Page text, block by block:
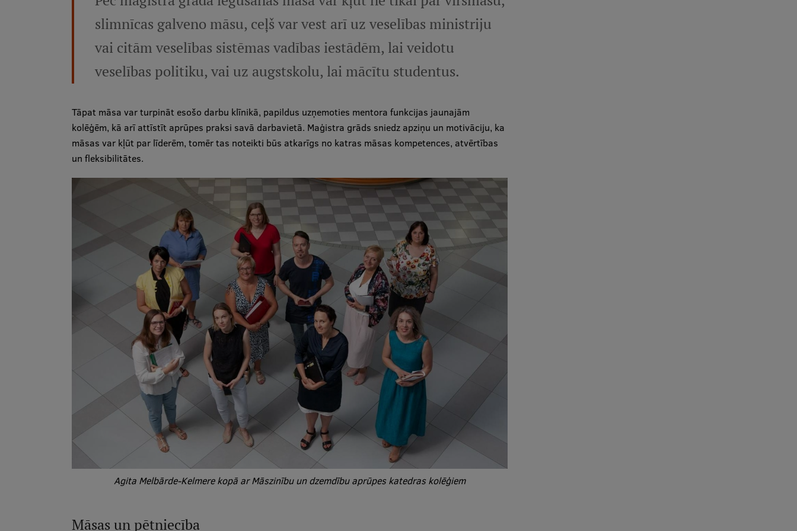
slimnīcas galveno māsu, ceļš var vest arī uz veselības ministriju
vai citām veselības sistēmas vadības iestādēm, lai veidotu
veselības politiku, vai uz augstskolu, lai mācītu studentus.
Tāpat māsa var turpināt esošo darbu klīnikā, papildus uzņemoties mentora funkcijas jaunajām
kolēģēm, kā arī attīstīt aprūpes praksi savā darbavietā. Maģistra grāds sniedz apziņu un motivāciju, ka
māsas var kļūt par līderēm, tomēr tas noteikti būs atkarīgs no katras māsas kompetences, atvērtības
un fleksibilitātes.
Agita Melbārde-Kelmere kopā ar Māszinību un dzemdību aprūpes katedras kolēģiem
Māsas un pētniecība